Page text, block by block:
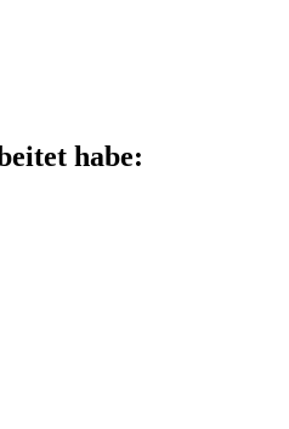
habe: